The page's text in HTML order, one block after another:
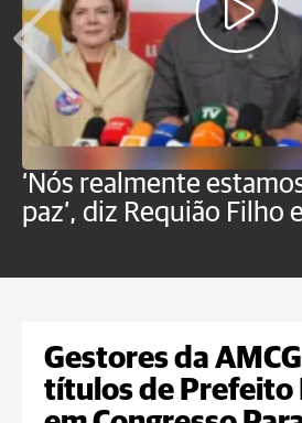
‘Nós realmente
paz’, diz Requião Filho
Gestores da
títulos de Prefeito